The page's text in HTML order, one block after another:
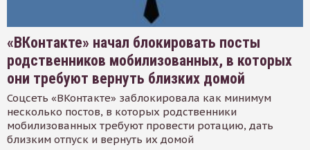
«ВКонтакте» начал блокировать посты
родственников мобилизованных, в которых
они требуют вернуть близких домой
Соцсеть «ВКонтакте» заблокировала как минимум
несколько постов, в которых родственники
мобилизованных требуют провести ротацию, дать
близким отпуск и вернуть их домой